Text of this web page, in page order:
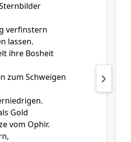
verfinstern
lassen.
ihre Bosheit
zum Schweigen
Gold
vom Ophir.